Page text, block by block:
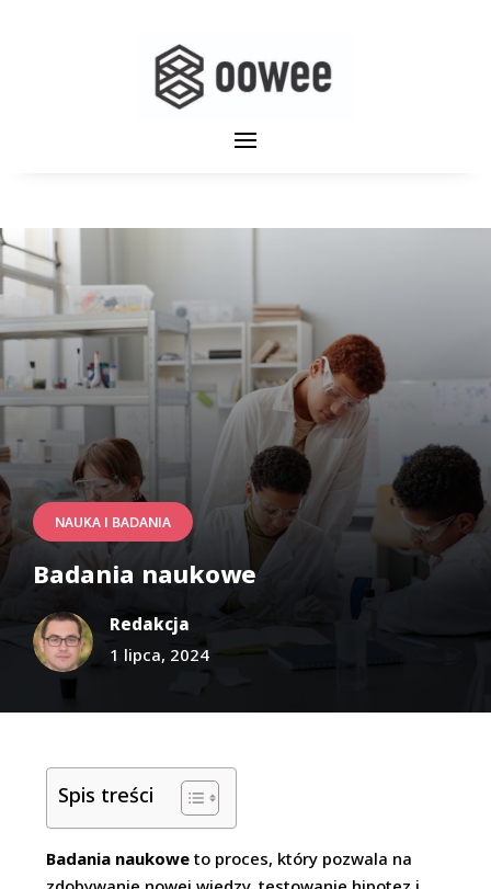
NAUKA I BADANIA
Badania naukowe
Redakcja
1 lipca, 2024
Spis treści
Badania naukowe to proces, który pozwala na